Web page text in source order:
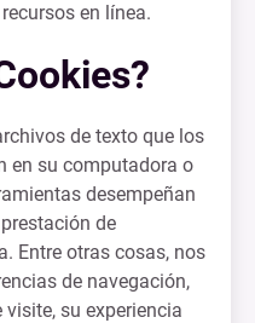
en línea.
de texto que los
en su computadora o
desempeñan
de
Entre otras cosas, nos
de navegación,
su experiencia